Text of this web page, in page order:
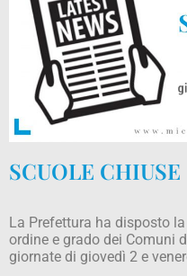
SCUOLE CHIUSE
La Prefettura ha disposto
ordine e grado dei Comuni
giornate di giovedì 2 e